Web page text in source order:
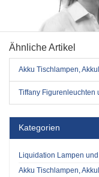
Ähnliche Artikel
Akku Tischlampen,
Tiffany Figurenleuchten
Kategorien
Liquidation Lampen
Akku Tischlampen,